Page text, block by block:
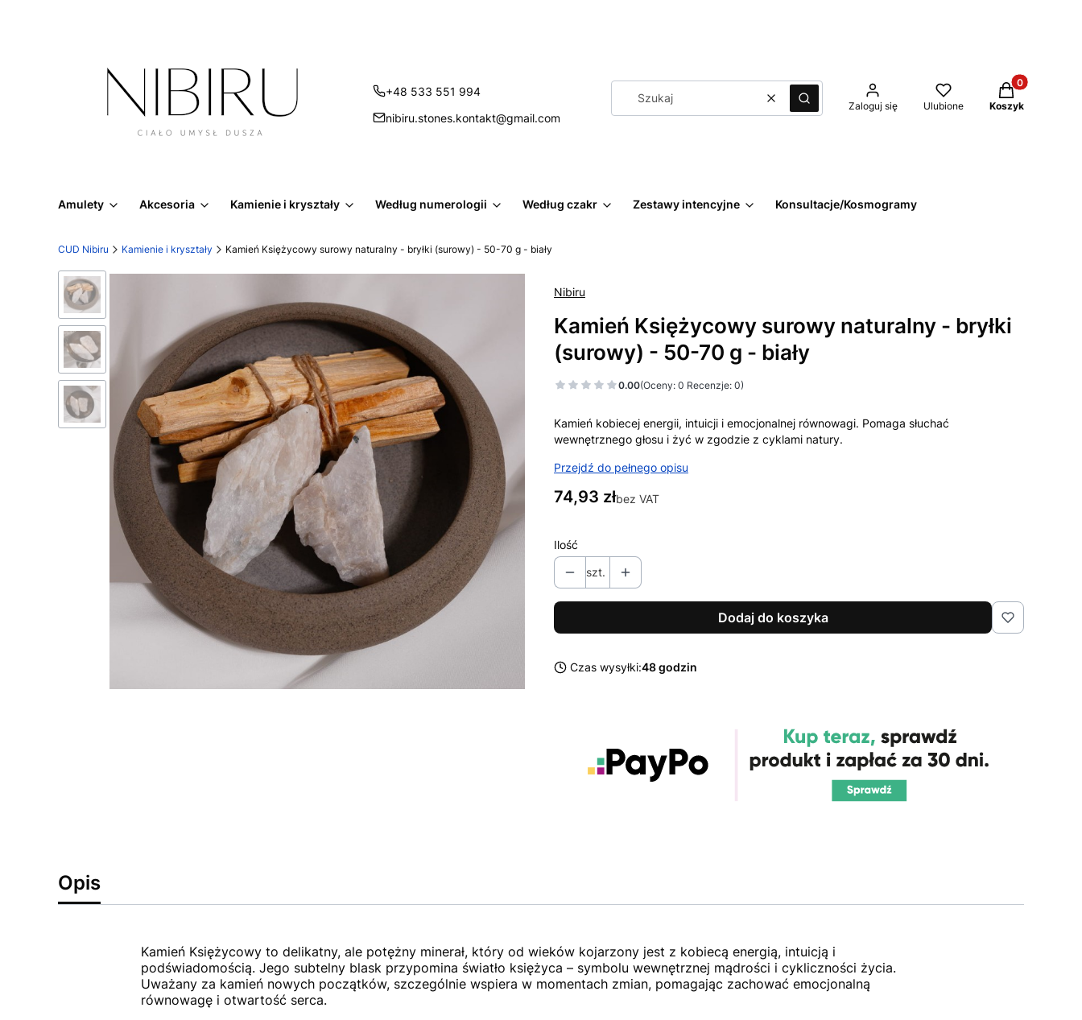
+48 533 551 994
nibiru.stones.kontakt@gmail.com
WyczyśćSzukaj Zaloguj się Ulubione
Produkty w
Koszyk
Amulety Akcesoria Kamienie i kryształy Według numerologii Według czakr Zestawy intencyjne Konsultacje/Kosmogramy
CUD Nibiru Kamienie i kryształy Kamień Księżycowy surowy naturalny - bryłki (surowy) - 50-70 g - biały
Nibiru
Kamień Księżycowy surowy naturalny - bryłki
(surowy) - 50-70 g - biały
0.00(Oceny: 0 Recenzje: 0)
Kamień kobiecej energii, intuicji i emocjonalnej równowagi. Pomaga słuchać
wewnętrznego głosu i żyć w zgodzie z cyklami natury.
Przejdź do pełnego opisu
Cena
74,93 złbez VAT
Ilość
szt.
Dodaj do koszyka
Czas wysyłki:48 godzin
Opis
Kamień Księżycowy to delikatny, ale potężny minerał, który od wieków kojarzony jest z kobiecą energią, intuicją i
podświadomością. Jego subtelny blask przypomina światło księżyca – symbolu wewnętrznej mądrości i cykliczności życia.
Uważany za kamień nowych początków, szczególnie wspiera w momentach zmian, pomagając zachować emocjonalną
równowagę i otwartość serca.